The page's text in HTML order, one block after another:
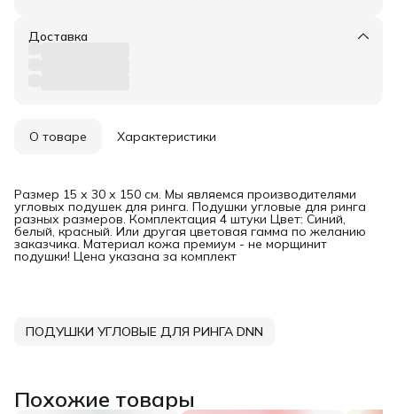
Доставка
О товаре Характеристики
Размер 15 х 30 х 150 см. Мы являемся производителями
угловых подушек для ринга. Подушки угловые для ринга
разных размеров. Комплектация 4 штуки Цвет: Синий,
белый, красный. Или другая цветовая гамма по желанию
заказчика. Материал кожа премиум - не морщинит
подушки! Цена указана за комплект
ПОДУШКИ УГЛОВЫЕ ДЛЯ РИНГА DNN
Похожие товары